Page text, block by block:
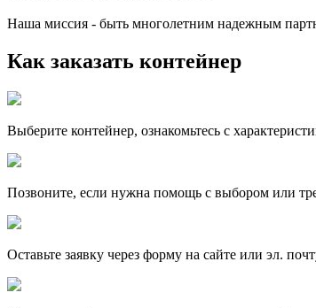
Наша миссия - быть многолетним надежным
Как заказать контейнер
Выберите контейнер, ознакомьтесь с
Позвоните, если нужна помощь с выбором или
Оставьте заявку через форму на сайте или эл.